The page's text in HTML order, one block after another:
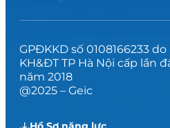
GPĐKKD số 0108166233
KH&ĐT TP Hà Nội cấp lần
năm 2018
@2025 – Geic